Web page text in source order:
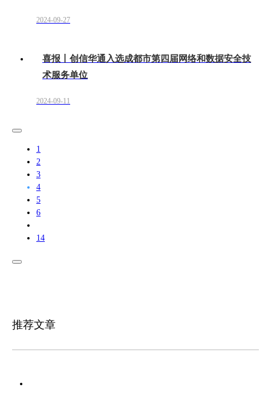
2024-09-27
喜报丨创信华通入选成都市第四届网络和数据安全技
术服务单位
2024-09-11
1
2
3
4
5
6
14
推荐文章